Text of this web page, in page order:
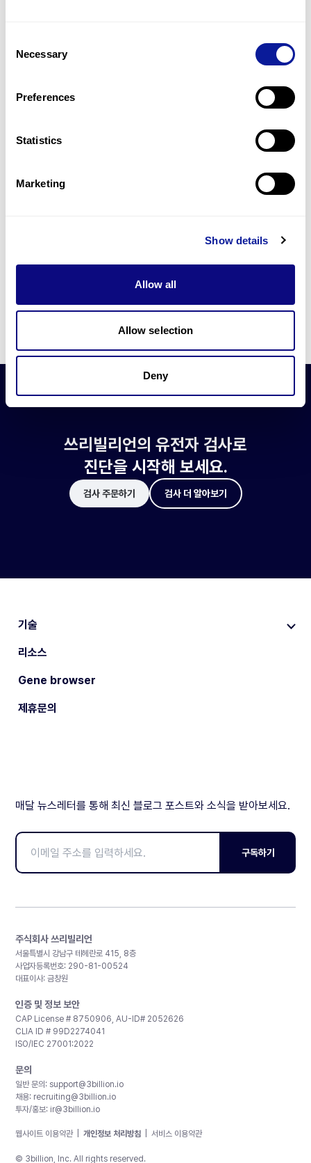
Selection
Necessary
Preferences
Statistics
Marketing
Show details
Allow all
Allow selection
Deny
미진단된 경우에 재분석을 통해 후속 케어를 받을 수 있습니다.
최신 유전학 정보 제공
블로그와 뉴스레터를 통해 최신 유전학 정보를 제공해 드립니다.
쓰리빌리언은 유전자 진단에 필요한 여러 기술의 개발과 도입에 힘쓰고 있습니
더 정확한 변이 해석과 높은 진단율을 위한 쓰리빌리언의 기술에 대해 알아보
쓰리빌리언의 유전자 검사로
진단을 시작해 보세요.
검사 주문하기 검사 더 알아보기
기술
리소스
Gene browser
제휴문의
매달 뉴스레터를 통해 최신 블로그 포스트와 소식을 받아보세요.
구독하기
주식회사 쓰리빌리언
서울특별시 강남구 테헤란로 415, 8층
사업자등록번호: 290-81-00524
대표이사: 금창원
인증 및 정보 보안
CAP License # 8750906, AU-ID# 2052626
CLIA ID # 99D2274041
ISO/IEC 27001:2022
문의
일반 문의: support@3billion.io
채용: recruiting@3billion.io
투자/홍보: ir@3billion.io
웹사이트 이용약관 개인정보 처리방침 서비스 이용약관
© 3billion, Inc. All rights reserved.